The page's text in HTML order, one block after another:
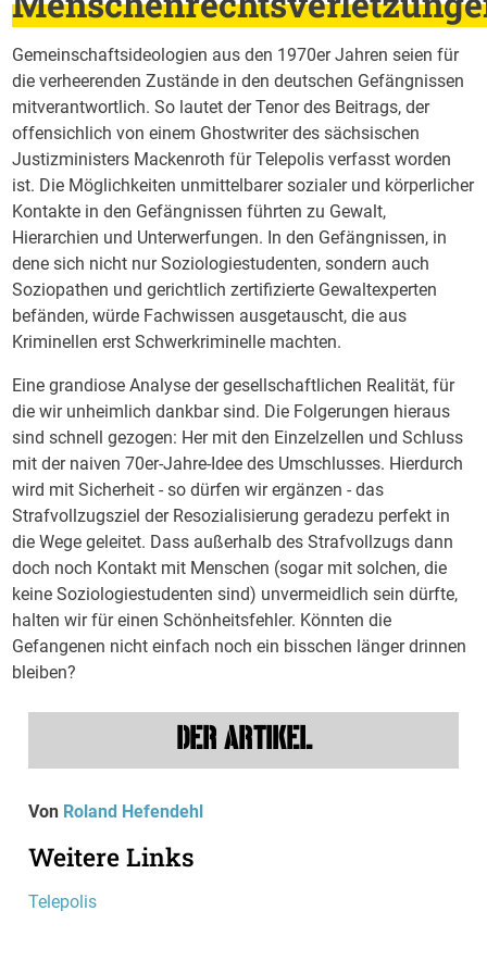
Gemeinschaftsideologien aus den 1970er Jahren seien für
die verheerenden Zustände in den deutschen Gefängnissen
mitverantwortlich. So lautet der Tenor des Beitrags, der
offensichlich von einem Ghostwriter des sächsischen
Justizministers Mackenroth für Telepolis verfasst worden
ist. Die Möglichkeiten unmittelbarer sozialer und körperlicher
Kontakte in den Gefängnissen führten zu Gewalt,
Hierarchien und Unterwerfungen. In den Gefängnissen, in
dene sich nicht nur Soziologiestudenten, sondern auch
Soziopathen und gerichtlich zertifizierte Gewaltexperten
befänden, würde Fachwissen ausgetauscht, die aus
Kriminellen erst Schwerkriminelle machten.
Eine grandiose Analyse der gesellschaftlichen Realität, für
die wir unheimlich dankbar sind. Die Folgerungen hieraus
sind schnell gezogen: Her mit den Einzelzellen und Schluss
mit der naiven 70er-Jahre-Idee des Umschlusses. Hierdurch
wird mit Sicherheit - so dürfen wir ergänzen - das
Strafvollzugsziel der Resozialisierung geradezu perfekt in
die Wege geleitet. Dass außerhalb des Strafvollzugs dann
doch noch Kontakt mit Menschen (sogar mit solchen, die
keine Soziologiestudenten sind) unvermeidlich sein dürfte,
halten wir für einen Schönheitsfehler. Könnten die
Gefangenen nicht einfach noch ein bisschen länger drinnen
bleiben?
DER ARTIKEL
Von Roland Hefendehl
Weitere Links
Telepolis